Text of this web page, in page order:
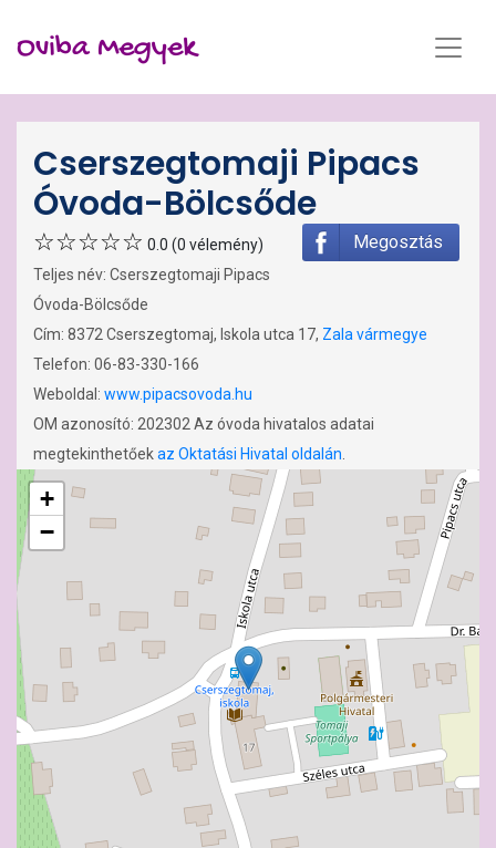
Oviba Megyek
Cserszegtomaji Pipacs
Óvoda-Bölcsőde
Megosztás
0.0 (0 vélemény)
Teljes név: Cserszegtomaji Pipacs
Óvoda-Bölcsőde
Cím: 8372 Cserszegtomaj, Iskola utca 17, Zala vármegye
Telefon: 06-83-330-166
Weboldal: www.pipacsovoda.hu
OM azonosító: 202302 Az óvoda hivatalos adatai
megtekinthetőekaz Oktatási Hivatal oldalán
+
−